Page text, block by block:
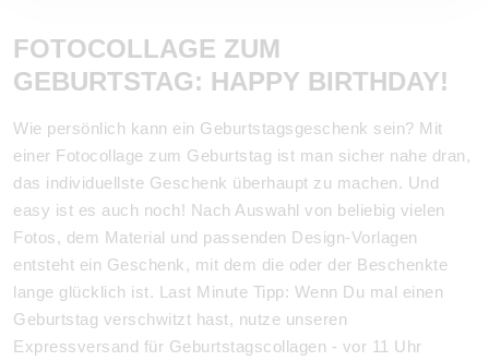
FOTOCOLLAGE ZUM
GEBURTSTAG: HAPPY BIRTHDAY!
Wie persönlich kann ein Geburtstagsgeschenk sein? Mit
einer Fotocollage zum Geburtstag ist man sicher nahe dran,
das individuellste Geschenk überhaupt zu machen. Und
easy ist es auch noch! Nach Auswahl von beliebig vielen
Fotos, dem Material und passenden Design-Vorlagen
entsteht ein Geschenk, mit dem die oder der Beschenkte
lange glücklich ist. Last Minute Tipp: Wenn Du mal einen
Geburtstag verschwitzt hast, nutze unseren
Expressversand für Geburtstagscollagen - vor 11 Uhr